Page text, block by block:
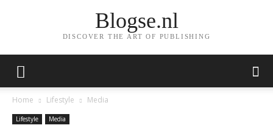
Blogse.nl
DISCOVER THE ART OF PUBLISHING
Home Lifestyle Media
Lifestyle Media